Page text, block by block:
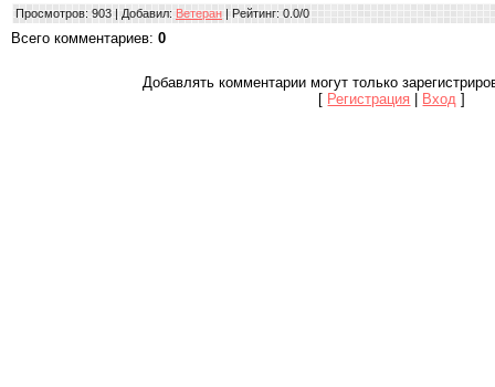
Просмотров: 903 | Добавил: Ветеран | Рейтинг: 0.0/0
Всего комментариев: 0
Добавлять комментарии могут только
[ Регистрация Вход ]